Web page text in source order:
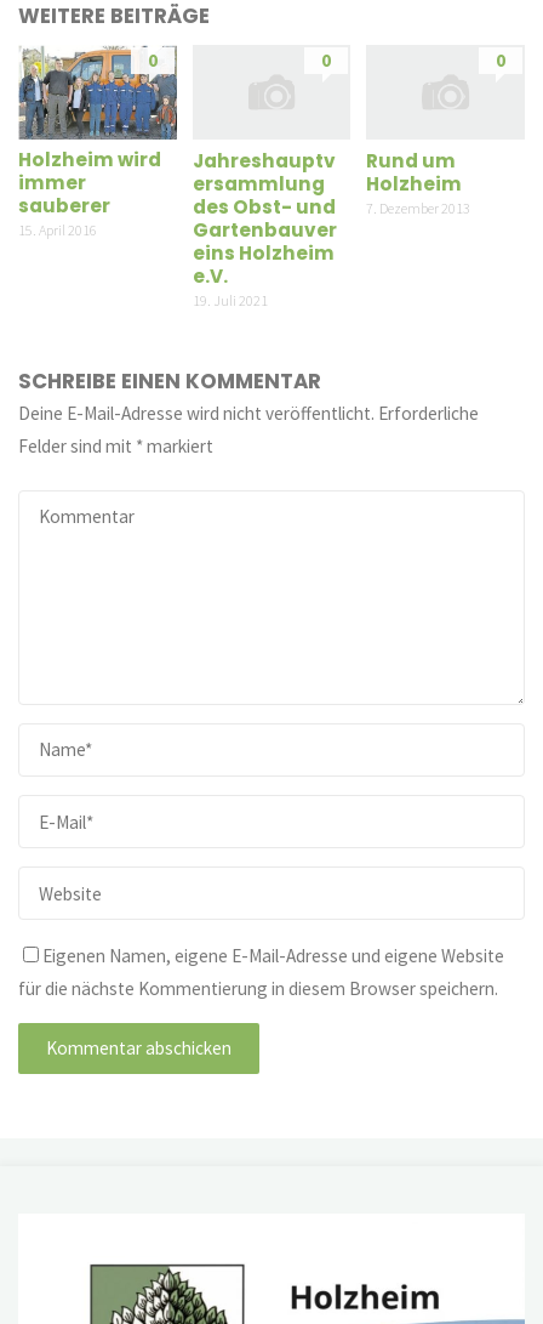
WEITERE BEITRÄGE
0
Holzheim wird
immer
sauberer
15. April 2016
0
Jahreshauptv
ersammlung
des Obst- und
Gartenbauver
eins Holzheim
e.V.
19. Juli 2021
0
Rund um
Holzheim
7. Dezember 2013
SCHREIBE EINEN KOMMENTAR
Deine E-Mail-Adresse wird nicht veröffentlicht. Erforderliche
Felder sind mit *markiert
Eigenen Namen, eigene E-Mail-Adresse und eigene Website
für die nächste Kommentierung in diesem Browser speichern.